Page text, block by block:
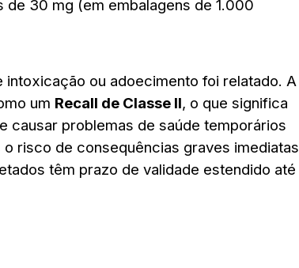
de 30 mg (em embalagens de 1.000
intoxicação ou adoecimento foi relatado. A
um Recall de Classe II, o que significa
causar problemas de saúde temporários
risco de consequências graves imediatas
têm prazo de validade estendido até